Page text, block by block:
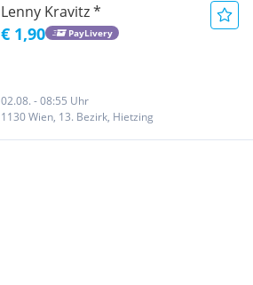
Lenny Kravitz *
€ 1,90 PayLivery
02.08. - 08:55 Uhr
1130 Wien, 13. Bezirk, Hietzing